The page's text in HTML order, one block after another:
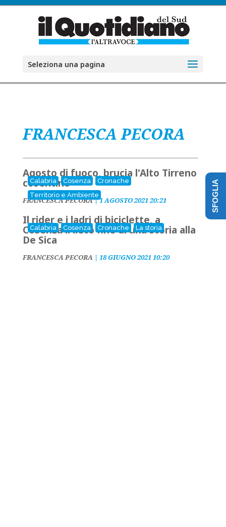
Seleziona una pagina
FRANCESCA PECORA
Calabria Cosenza
Cronache
Territorio e Ambiente
Agosto di fuoco, brucia l'Alto Tirreno
cosentino
FRANCESCA PECORA|1 AGOSTO 2021 20:21
Calabria Cosenza Cronache La storia
Il rider e i ladri di biciclette, a
Cosenza il lieto fine di una storia alla
De Sica
FRANCESCA PECORA| 18 GIUGNO 2021 10:20
SFOGLIA